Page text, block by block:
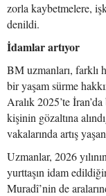
zorla kaybetmelere,
denildi.
İdamlar artıyor
BM uzmanları, farklı
bir yaşam sürme
Aralık 2025’te
kişinin gözaltına
vakalarında artış
Uzmanlar, 2026
yurttaşın idam
Muradî’nin de